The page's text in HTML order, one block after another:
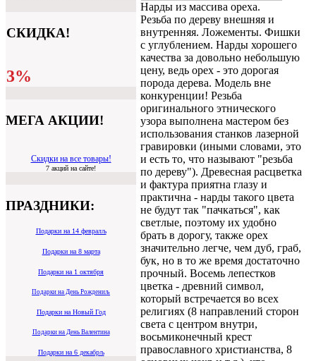
СКИДКА!
3%
МЕГА АКЦИИ!
Скидки на все товары!
7 акций на сайте!
ПРАЗДНИКИ:
Подарки на 14 февралљ
Подарки на 8 марта
Подарки на 1 октября
Подарки на День Рождениљ
Подарки на Новый Год
Подарки на День Валентина
Подарки на 6 декабрљ
Нарды из массива ореха.
Резьба по дереву внешняя и
внутренняя. Ложементы. Фишки
с углублением. Нарды хорошего
качества за довольно небольшую
цену, ведь орех - это дорогая
порода дерева. Модель вне
конкуренции! Резьба
оригинального этнического
узора выполнена мастером без
использования станков лазерной
гравировки (иными словами, это
и есть то, что называют "резьба
по дереву"). Древесная расцветка
и фактура приятна глазу и
практична - нарды такого цвета
не будут так "пачкаться", как
светлые, поэтому их удобно
брать в дорогу, также орех
значительно легче, чем дуб, граб,
бук, но в то же время достаточно
прочный. Восемь лепестков
цветка - древний символ,
который встречается во всех
религиях (8 направлений сторон
света с центром внутри,
восьмиконечный крест
православного христианства, 8